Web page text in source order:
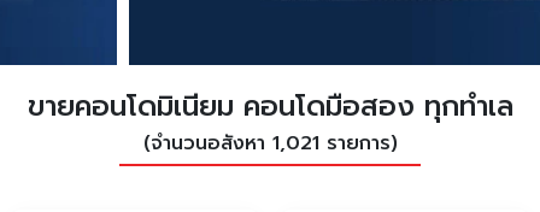
ขายคอนโดมิเนียม คอนโดมือสอง ทุกทำเล
(จำนวนอสังหา 1,021 รายการ)